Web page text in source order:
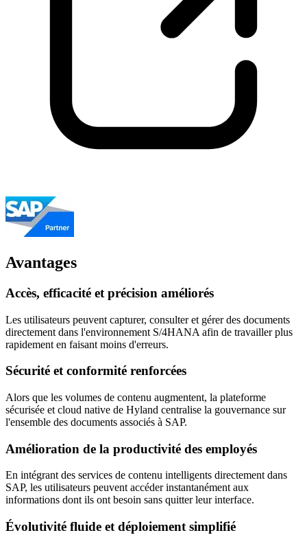
Avantages
Accès, efficacité et précision améliorés
Les utilisateurs peuvent capturer, consulter et gérer des documents
directement dans l'environnement S/4HANA afin de travailler plus
rapidement en faisant moins d'erreurs.
Sécurité et conformité renforcées
Alors que les volumes de contenu augmentent, la plateforme
sécurisée et cloud native de Hyland centralise la gouvernance sur
l'ensemble des documents associés à SAP.
Amélioration de la productivité des employés
En intégrant des services de contenu intelligents directement dans
SAP, les utilisateurs peuvent accéder instantanément aux
informations dont ils ont besoin sans quitter leur interface.
Évolutivité fluide et déploiement simplifié